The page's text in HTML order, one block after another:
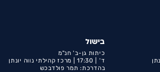
בישול
כיתות גן-ב' חנ"מ
ד' |
17:30 |
מרכז קהילתי נווה יונתן
בהדרכת: תמר פולדבכש